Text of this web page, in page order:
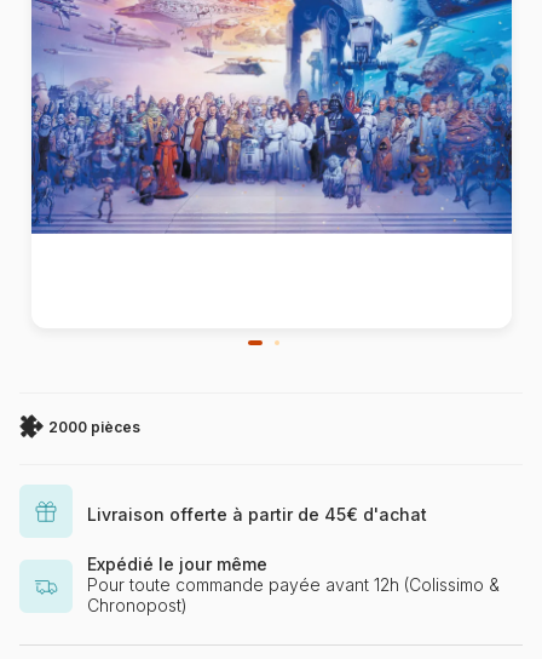
2000 pièces
Livraison offerte à partir de 45€ d'achat
Expédié le jour même
Pour toute commande payée avant 12h (Colissimo &
Chronopost)